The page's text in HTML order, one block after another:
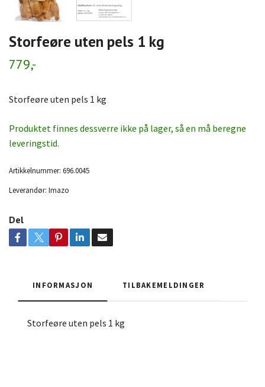
Storfeøre uten pels 1 kg
779,-
Storfeøre uten pels 1 kg
Produktet finnes dessverre ikke på lager, så en må beregne
leveringstid.
Artikkelnummer: 696.0045
Leverandør: Imazo
Del
INFORMASJON TILBAKEMELDINGER
Storfeøre uten pels 1 kg